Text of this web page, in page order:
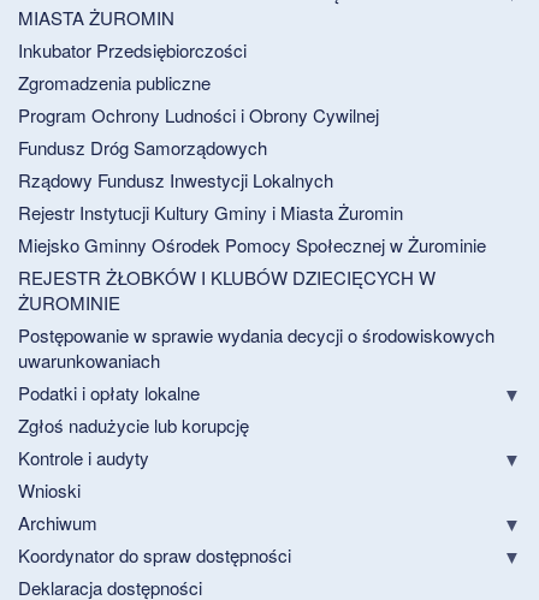
MIASTA ŻUROMIN
Inkubator Przedsiębiorczości
Zgromadzenia publiczne
Program Ochrony Ludności i Obrony Cywilnej
Fundusz Dróg Samorządowych
Rządowy Fundusz Inwestycji Lokalnych
Rejestr Instytucji Kultury Gminy i Miasta Żuromin
Miejsko Gminny Ośrodek Pomocy Społecznej w Żurominie
REJESTR ŻŁOBKÓW I KLUBÓW DZIECIĘCYCH W
ŻUROMINIE
Postępowanie w sprawie wydania decycji o środowiskowych
uwarunkowaniach
Podatki i opłaty lokalne
Zgłoś nadużycie lub korupcję
Kontrole i audyty
Wnioski
Archiwum
Koordynator do spraw dostępności
Deklaracja dostępności